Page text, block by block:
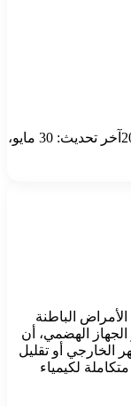
آخر تحديث: 30 مايو،
الباطنة
الهضمي، أن
الخارجي أو تقليل
لكيمياء